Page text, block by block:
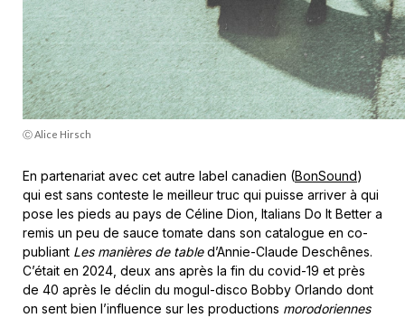
Ⓒ Alice Hirsch
En partenariat avec cet autre label canadien (BonSound)
qui est sans conteste le meilleur truc qui puisse arriver à qui
pose les pieds au pays de Céline Dion, Italians Do It Better a
remis un peu de sauce tomate dans son catalogue en co-
publiant Les manières de tabled’Annie-Claude Deschênes.
C’était en 2024, deux ans après la fin du covid-19 et près
de 40 après le déclin du mogul-disco Bobby Orlando dont
on sent bien l’influence sur les productions morodoriennes